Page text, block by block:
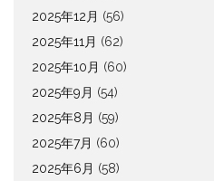
2025年12月 (56)
2025年11月 (62)
2025年10月 (60)
2025年9月 (54)
2025年8月 (59)
2025年7月 (60)
2025年6月 (58)